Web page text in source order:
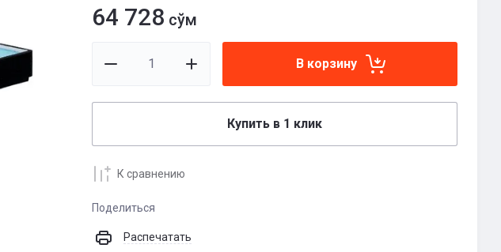
64 728 сўм
В корзину
Купить в 1 клик
К сравнению
Поделиться
Распечатать